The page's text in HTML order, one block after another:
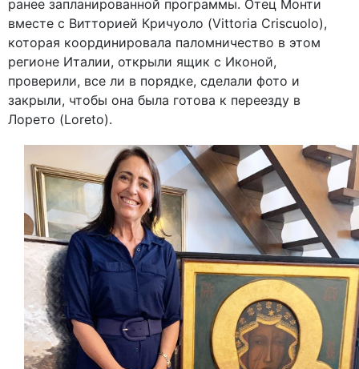
ранее запланированной программы. Отец Монти
вместе с Витторией Кричуоло (Vittoria Criscuolo),
которая координировала паломничество в этом
регионе Италии, открыли ящик с Иконой,
проверили, все ли в порядке, сделали фото и
закрыли, чтобы она была готова к переезду в
Лорето (Loreto).